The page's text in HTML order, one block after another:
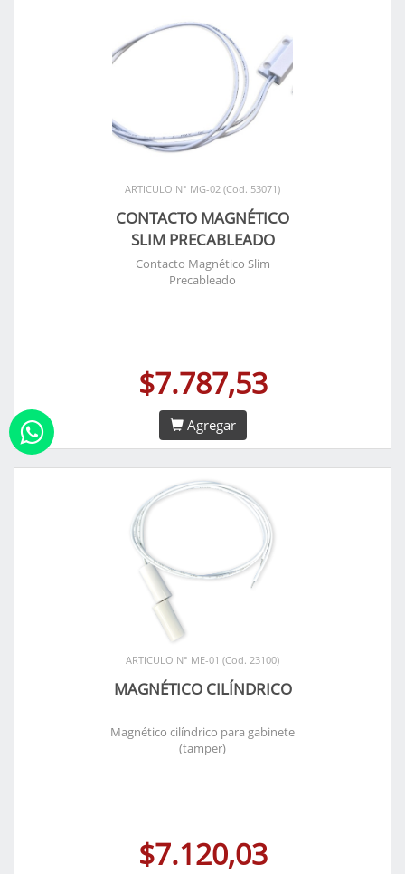
ARTICULO N° MG-02 (Cod. 53071)
CONTACTO MAGNÉTICO
SLIM PRECABLEADO
Contacto Magnético Slim
Precableado
$7.787,53
Agregar
ARTICULO N° ME-01 (Cod. 23100)
MAGNÉTICO CILÍNDRICO
Magnético cilíndrico para gabinete
(tamper)
$7.120,03